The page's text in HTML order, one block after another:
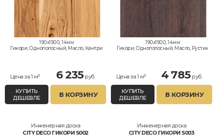
190x1900, 14мм
Гикори, Однополосный, Масло, Кантри
Цена за 1 м² 6 235руб.
КУПИТЬ
ДЕШЕВЛЕ
В КОРЗИНУ
190x1900, 14мм
Гикори, Однополосный, Масло, Рустик
Цена за 1 м² 4 785руб.
КУПИТЬ
ДЕШЕВЛЕ
В КОРЗИНУ
Инженерная доска
CITY DECO ГИКОРИ S002
Инженерная доска
CITY DECO ГИКОРИ S003